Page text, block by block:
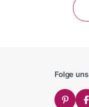
Folge uns